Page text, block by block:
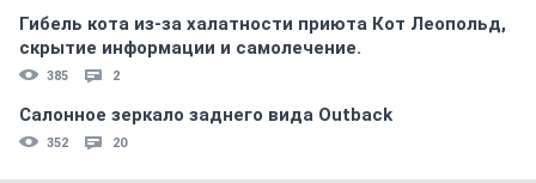
Гибель кота из-за халатности приюта Кот Леопольд,
скрытиe информации и самолечение.
385 2
Салонное зеркало заднего вида Outback
352 20